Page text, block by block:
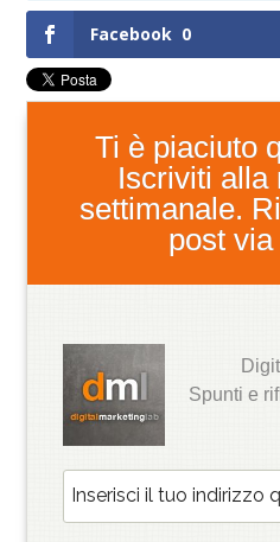
Facebook 0
Ti è piaciuto
Iscriviti alla
settimanale.
post
Spunti e